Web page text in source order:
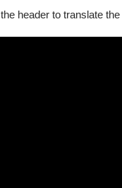
header to translate